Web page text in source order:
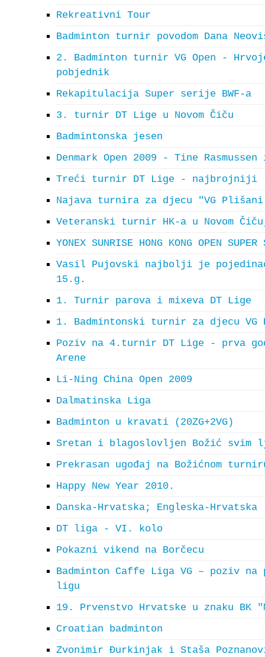
Rekreativni Tour
Badminton turnir povodom Dana
2. Badminton turnir VG Open -
pobjednik
Rekapitulacija Super serije BWF-a
3. turnir DT Lige u Novom Čiču
Badmintonska jesen
Denmark Open 2009 - Tine
Treći turnir DT Lige - najbrojniji
Najava turnira za djecu "VG Plišani
Veteranski turnir HK-a u Novom
YONEX SUNRISE HONG KONG OPEN
Vasil Pujovski najbolji je
15.g.
1. Turnir parova i mixeva DT Lige
1. Badmintonski turnir za djecu VG
Poziv na 4.turnir DT Lige - prva
Arene
Li-Ning China Open 2009
Dalmatinska Liga
Badminton u kravati (20ZG+2VG)
Sretan i blagoslovljen Božić svim
Prekrasan ugođaj na Božićnom
Happy New Year 2010.
Danska-Hrvatska; Engleska-Hrvatska
DT liga - VI. kolo
Pokazni vikend na Borčecu
Badminton Caffe Liga VG – poziv na
ligu
19. Prvenstvo Hrvatske u znaku BK
Croatian badminton
Zvonimir Đurkinjak i Staša